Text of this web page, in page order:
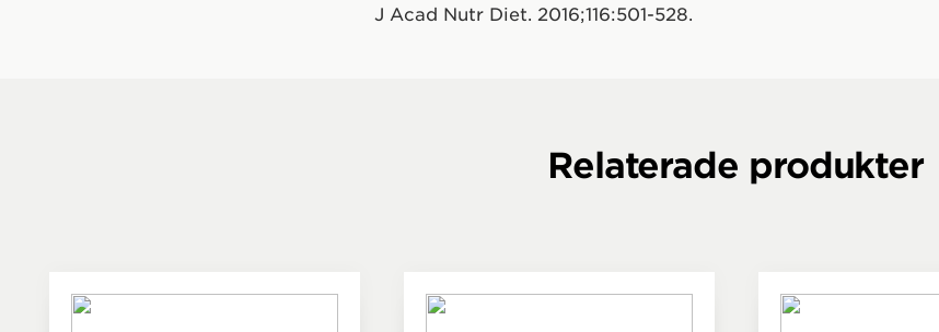
J Acad Nutr Diet. 2016;116:501-528.
Relaterade produkter